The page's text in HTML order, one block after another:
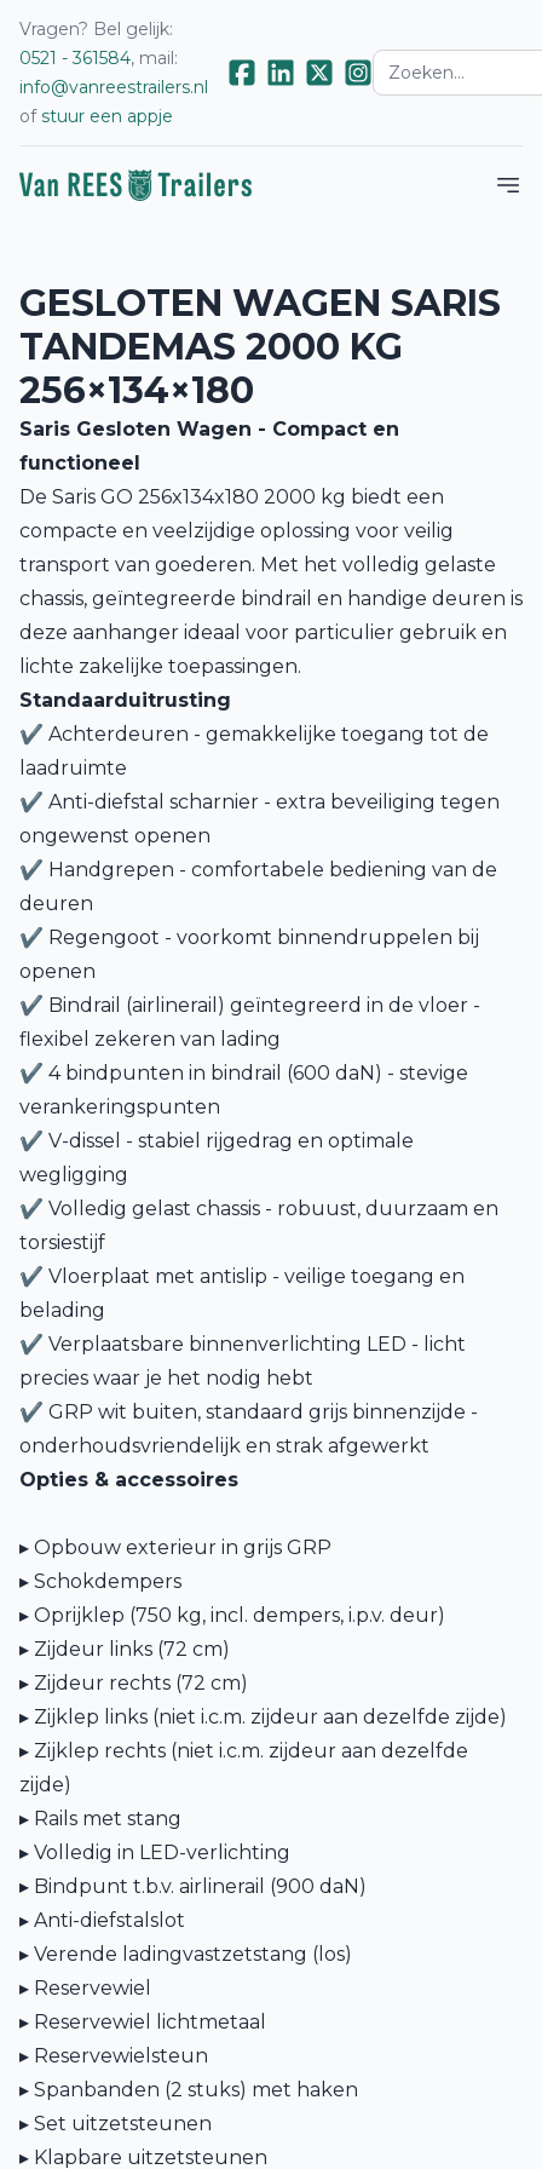
Vragen? Bel gelijk:
0521 - 361584, mail:
info@vanreestrailers.nl
ofstuur een appje
GESLOTEN WAGEN SARIS
TANDEMAS 2000 KG
256×134×180
Saris Gesloten Wagen - Compact en
functioneel
De Saris GO 256x134x180 2000 kg biedt een
compacte en veelzijdige oplossing voor veilig
transport van goederen. Met het volledig gelaste
chassis, geïntegreerde bindrail en handige deuren is
deze aanhanger ideaal voor particulier gebruik en
lichte zakelijke toepassingen.
Standaarduitrusting
✔ Achterdeuren - gemakkelijke toegang tot de
laadruimte
✔ Anti-diefstal scharnier - extra beveiliging tegen
ongewenst openen
✔ Handgrepen - comfortabele bediening van de
deuren
✔ Regengoot - voorkomt binnendruppelen bij
openen
✔ Bindrail (airlinerail) geïntegreerd in de vloer -
flexibel zekeren van lading
✔ 4 bindpunten in bindrail (600 daN) - stevige
verankeringspunten
✔ V-dissel - stabiel rijgedrag en optimale
wegligging
✔ Volledig gelast chassis - robuust, duurzaam en
torsiestijf
✔ Vloerplaat met antislip - veilige toegang en
belading
✔ Verplaatsbare binnenverlichting LED - licht
precies waar je het nodig hebt
✔ GRP wit buiten, standaard grijs binnenzijde -
onderhoudsvriendelijk en strak afgewerkt
Opties & accessoires
▸ Opbouw exterieur in grijs GRP
▸ Schokdempers
▸ Oprijklep (750 kg, incl. dempers, i.p.v. deur)
▸ Zijdeur links (72 cm)
▸ Zijdeur rechts (72 cm)
▸ Zijklep links (niet i.c.m. zijdeur aan dezelfde zijde)
▸ Zijklep rechts (niet i.c.m. zijdeur aan dezelfde
zijde)
▸ Rails met stang
▸ Volledig in LED-verlichting
▸ Bindpunt t.b.v. airlinerail (900 daN)
▸ Anti-diefstalslot
▸ Verende ladingvastzetstang (los)
▸ Reservewiel
▸ Reservewiel lichtmetaal
▸ Reservewielsteun
▸ Spanbanden (2 stuks) met haken
▸ Set uitzetsteunen
▸ Klapbare uitzetsteunen